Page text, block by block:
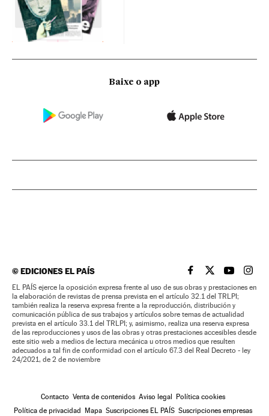
Baixe o app
©EDICIONES EL PAÍS EL PAÍS BRASIL EN
EL PAÍSEL PAÍS
EL
EL PAÍS ejerce la oposición expresa frente al uso de sus obras y prestaciones en
la elaboración de revistas de prensa prevista en el artículo 32.1 del TRLPI;
también realiza la reserva expresa frente a la reproducción, distribución y
comunicación pública de sus trabajos y artículos sobre temas de actualidad
prevista en el artículo 33.1 del TRLPI; y, asimismo, realiza una reserva expresa
de las reproducciones y usos de las obras y otras prestaciones accesibles desde
este sitio web a medios de lectura mecánica u otros medios que resulten
adecuados a tal fin de conformidad con el artículo 67.3 del Real Decreto - ley
24/2021, de 2 de noviembre
Contacto Venta de contenidos Aviso legal Política cookies
Política de privacidad Mapa Suscripciones EL PAÍS Suscripciones empresas